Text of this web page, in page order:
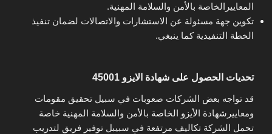
المعاييرالخاصة بالأمن والسلامة المهنية.
تكوين جهة مسئولة عن الاستشارات والاتصالات لضمان تنفيذ
الخطة التنفيدية كما ينبغي.
تحديات الحصول على شهادة الايزو 45001
قد تواجه بعض الشركات صعوبات في سبيل تحقيق مقومات
ومعاييرشهادة الأيزو الخاصة بالأمن والسلامة المهنية خاصة
تحمل الشركة تكاليف مرتفعة في سبيبل توفير فريق لتدريب